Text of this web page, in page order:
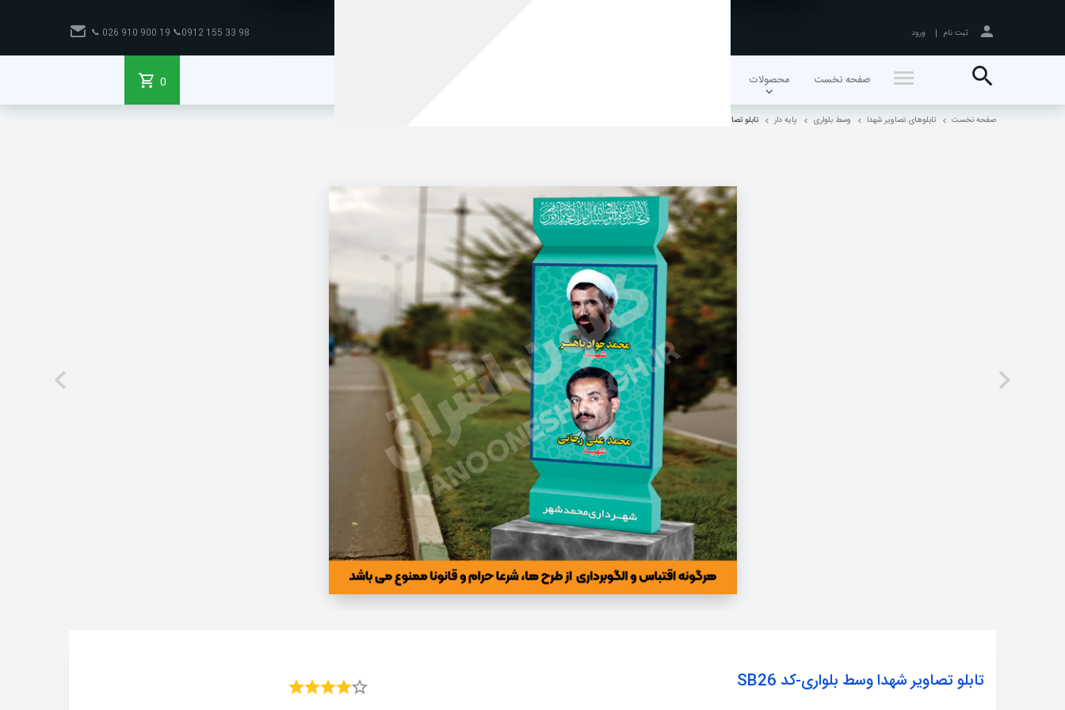
ثبت نام ورود 98 33 155 0912📞 19 900 910 026
📞
صفحه نخست محصولات 0
صفحه نخست تابلوهای تصاویر شهدا وسط بلواری پایه دار تابلو تصاویر شهدا وسط بلواری-کد SB26
تابلو تصاویر شهدا وسط بلواری-کد SB26